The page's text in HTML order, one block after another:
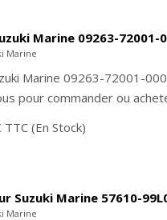
Marine 09263-72001-
Marine
Marine 09263-72001-
pour commander ou
(En Stock)
Suzuki Marine 57610-
Marine